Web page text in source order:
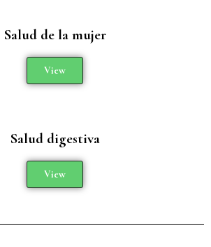
Salud de la mujer
View
Salud digestiva
View